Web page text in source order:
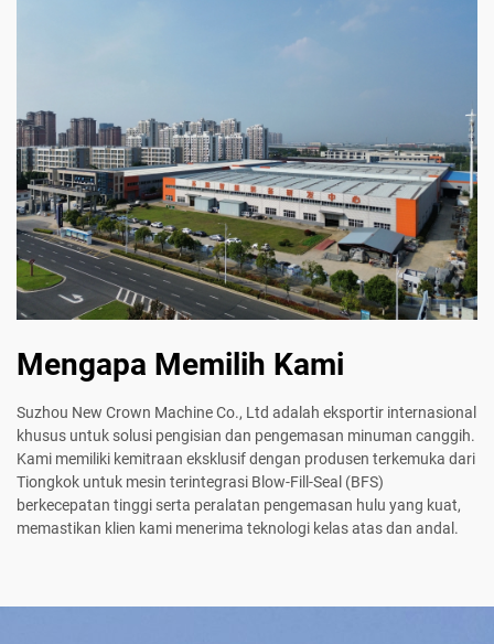
Mengapa Memilih Kami
Suzhou New Crown Machine Co., Ltd adalah eksportir internasional
khusus untuk solusi pengisian dan pengemasan minuman canggih.
Kami memiliki kemitraan eksklusif dengan produsen terkemuka dari
Tiongkok untuk mesin terintegrasi Blow-Fill-Seal (BFS)
berkecepatan tinggi serta peralatan pengemasan hulu yang kuat,
memastikan klien kami menerima teknologi kelas atas dan andal.